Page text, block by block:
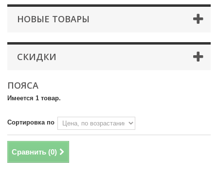
НОВЫЕ ТОВАРЫ
СКИДКИ
ПОЯСА
Имеется 1 товар.
Сортировка по
Сравнить (0)